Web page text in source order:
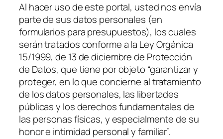
Al hacer uso de este portal, usted nos envía
parte de sus datos personales (en
formularios para presupuestos), los cuales
serán tratados conforme a la Ley Orgánica
15/1999, de 13 de diciembre de Protección
de Datos, que tiene por objeto “garantizar y
proteger, en lo que concierne al tratamiento
de los datos personales, las libertades
públicas y los derechos fundamentales de
las personas físicas, y especialmente de su
honor e intimidad personal y familiar”.